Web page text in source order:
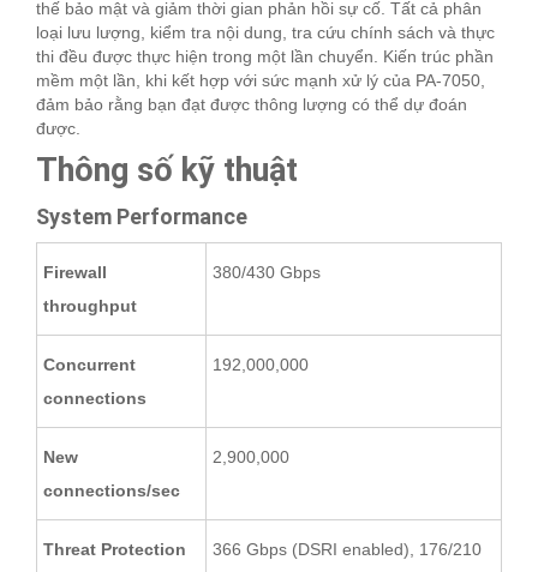
thế bảo mật và giảm thời gian phản hồi sự cố. Tất cả phân
loại lưu lượng, kiểm tra nội dung, tra cứu chính sách và thực
thi đều được thực hiện trong một lần chuyển. Kiến trúc phần
mềm một lần, khi kết hợp với sức mạnh xử lý của PA-7050,
đảm bảo rằng bạn đạt được thông lượng có thể dự đoán
được.
Thông số kỹ thuật
System Performance
Firewall
throughput
380/430 Gbps
Concurrent
connections
192,000,000
New
connections/sec
2,900,000
Threat Protection
366 Gbps (DSRI enabled), 176/210